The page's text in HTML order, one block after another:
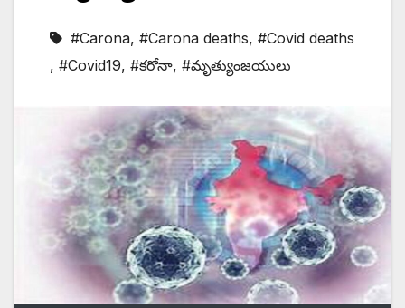
#Carona, #Carona deaths, #Covid deaths
, #Covid19, #కరోనా, #మృత్యుంజయులు